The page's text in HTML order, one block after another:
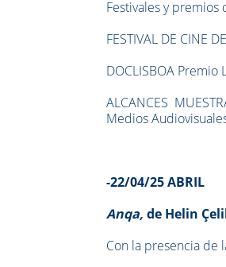
Festivales y premios
FESTIVAL DE CINE
DOCLISBOA Premio
ALCANCES
Medios
-22/04/25 ABRIL
Anqa,de Helin
Con la presencia de